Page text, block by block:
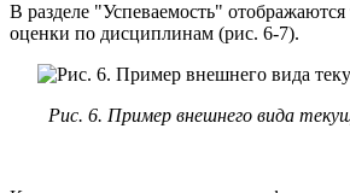
В разделе "Успеваемость"
оценки по дисциплинам (рис. 6-7).
Рис. 6. Пример внешнего вида